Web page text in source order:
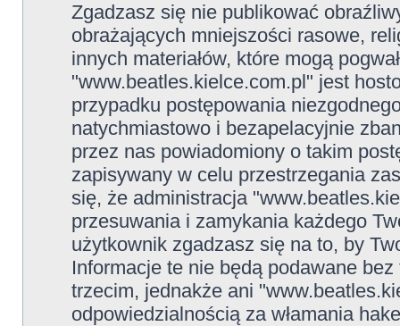
Zgadzasz się nie publikować
obrażających mniejszości rasowe,
innych materiałów, które mogą
"www.beatles.kielce.com.pl" jest
przypadku postępowania
natychmiastowo i bezapelacyjnie
przez nas powiadomiony o takim
zapisywany w celu przestrzegania
się, że administracja
przesuwania i zamykania każdego
użytkownik zgadzasz się na to, by
Informacje te nie będą podawane
trzecim, jednakże ani
odpowiedzialnością za włamania